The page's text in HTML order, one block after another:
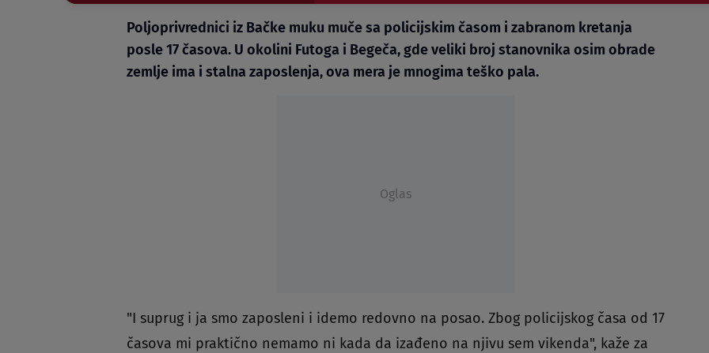
Poljoprivrednici iz Bačke muku muče sa policijskim časom i zabranom kretanja
posle 17 časova. U okolini Futoga i Begeča, gde veliki broj stanovnika osim obrade
zemlje ima i stalna zaposlenja, ova mera je mnogima teško pala.
Oglas
"I suprug i ja smo zaposleni i idemo redovno na posao. Zbog policijskog časa od 17
časova mi praktično nemamo ni kada da izađeno na njivu sem vikenda", kaže za